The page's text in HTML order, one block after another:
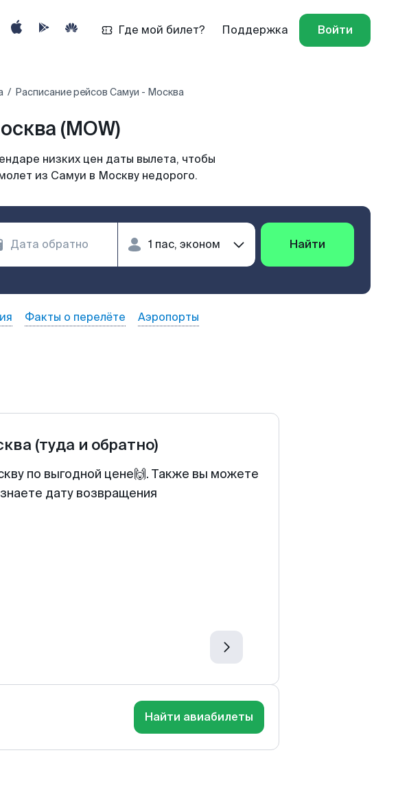
Где мой билет? Поддержка Войти
Расписание рейсов Самуи - Москва
(MOW)
низких цен даты вылета, чтобы
из Самуи в Москву недорого.
Найти
Факты о перелёте Аэропорты
(туда и обратно)
по выгодной цене🙌. Также вы можете
дату возвращения
Найти авиабилеты